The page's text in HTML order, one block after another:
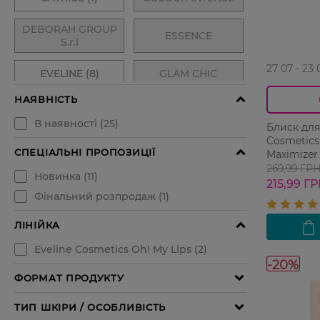
27 07 - 23
Блиск
269,99
215,99
-20%